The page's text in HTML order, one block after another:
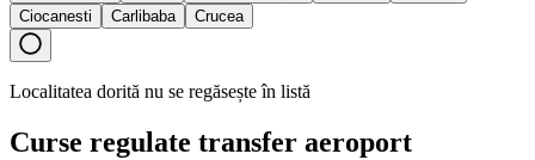
Ciocanesti
Carlibaba Crucea
Localitatea dorită nu se regăsește în listă
Curse regulate transfer aeroport